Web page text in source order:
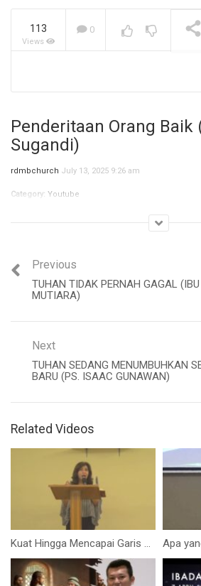
113
Views
0
Penderitaan Orang Baik
Sugandi)
rdmbchurch July 13, 2025 9:26 am
Category: Youtube
Previous
TUHAN TIDAK PERNAH GAGAL
MUTIARA)
Next
TUHAN SEDANG MENUMBUHKAN
BARU (PS. ISAAC GUNAWAN)
Related Videos
Kuat Hingga Mencapai Garis Akhir (Ibu Esther Marga)